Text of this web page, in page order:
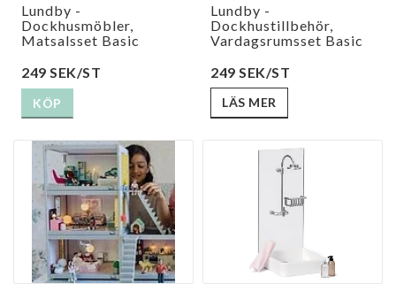
Lundby -
Dockhusmöbler,
Matsalsset Basic
249 SEK/ST
KÖP
Lundby -
Dockhustillbehör,
Vardagsrumsset Basic
249 SEK/ST
LÄS MER